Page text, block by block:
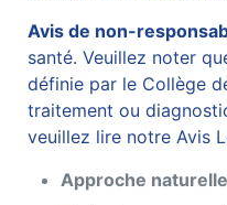
Avis de non-
santé. Veuillez noter
définie par le Collège
traitement ou
veuillez lire notre Avis
Approche